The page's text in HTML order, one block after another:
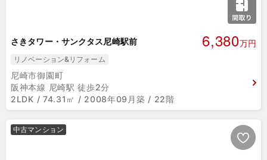
さきタワー・サンクタス尼崎駅前 6,380万円
リノベーション&リフォーム
尼崎市御園町
阪神本線 尼崎駅 徒歩2分
2LDK / 74.31㎡ / 2008年09月築 / 22階
中古マンション